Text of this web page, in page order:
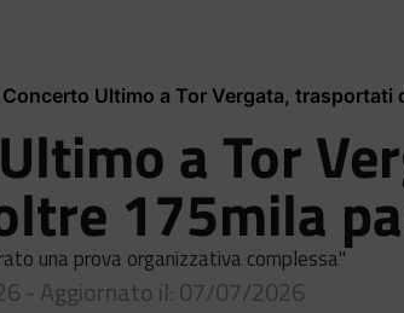
Concerto Ultimo a Tor Vergata, trasportati
a Tor
175mila
una prova organizzativa complessa"
- Aggiornato il: 07/07/2026